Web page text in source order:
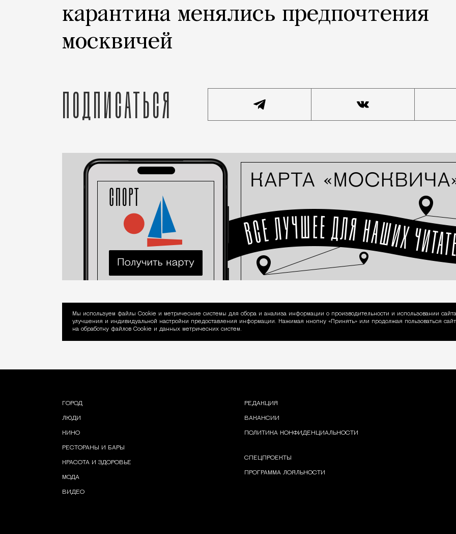
карантина менялись предпочтения
москвичей
Подписаться
Уведомление об использовании Cookie
Мы используем файлы Сookie и метрические системы для сбора и анализа информации о производительности и использовании
улучшения и индивидуальной настройки предоставления информации. Нажимая кнопку «Принять» или продолжая пользоваться
на обработку файлов Cookie и данных метрических систем.
ГОРОД
ЛЮДИ
КИНО
РЕСТОРАНЫ И БАРЫ
КРАСОТА И ЗДОРОВЬЕ
МОДА
ВИДЕО
РЕДАКЦИЯ
ВАКАНСИИ
ПОЛИТИКА КОНФИДЕНЦИАЛЬНОСТИ
СПЕЦПРОЕКТЫ
ПРОГРАММА ЛОЯЛЬНОСТИ